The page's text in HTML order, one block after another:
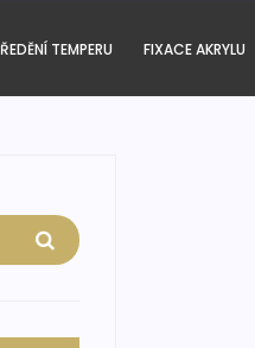
ŘEDĚNÍ TEMPERU FIXACE AKRYLU